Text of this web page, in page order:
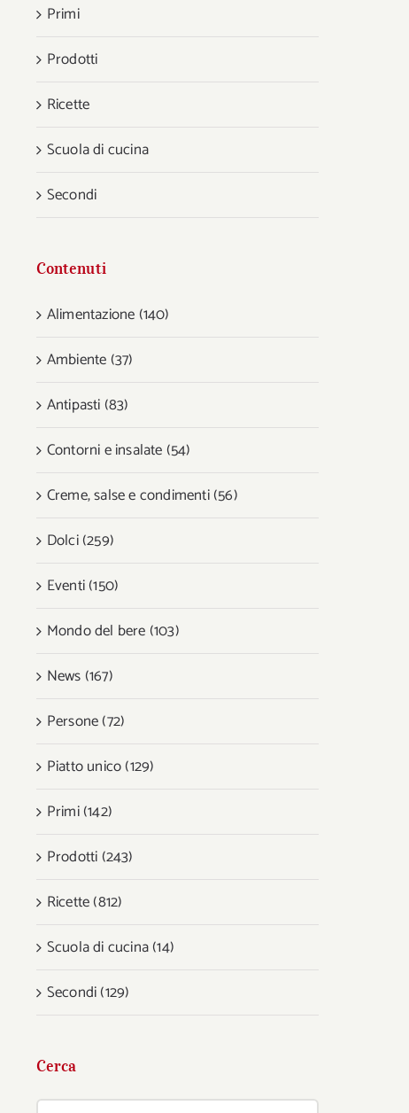
Primi
Prodotti
Ricette
Scuola di cucina
Secondi
Contenuti
Alimentazione (140)
Ambiente (37)
Antipasti (83)
Contorni e insalate (54)
Creme, salse e condimenti (56)
Dolci (259)
Eventi (150)
Mondo del bere (103)
News (167)
Persone (72)
Piatto unico (129)
Primi (142)
Prodotti (243)
Ricette (812)
Scuola di cucina (14)
Secondi (129)
Cerca